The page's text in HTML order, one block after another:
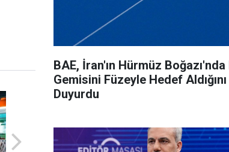
BAE, İran'ın Hürmüz Boğazı'nda
Gemisini Füzeyle Hedef Aldığını
Duyurdu